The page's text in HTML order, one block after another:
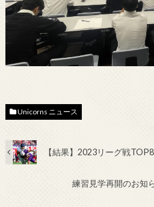
Unicorns ニュース
【結果】2023リーグ戦
練習見学再開のお知